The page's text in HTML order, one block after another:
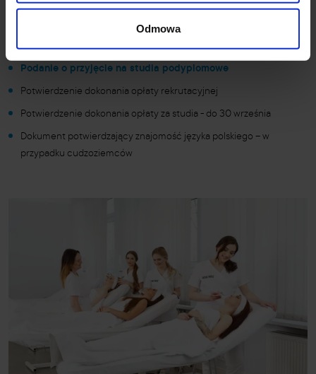
Odmowa
Oryginał dyplomu lub oryginał odpisu dyplomu ukończenia
2 fotografie 35x45 mm
Podanie o przyjęcie na studia podyplomowe
Potwierdzenie dokonania opłaty rekrutacyjnej
Potwierdzenie dokonania opłaty za studia - do 30 września
Dokument potwierdzający znajomość języka polskiego – w
przypadku cudzoziemców